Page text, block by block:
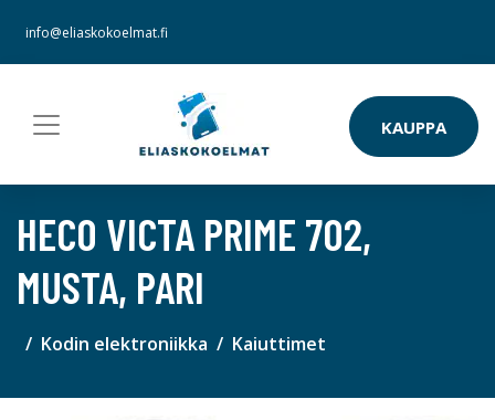
info@eliaskokoelmat.fi
KAUPPA
HECO VICTA PRIME 702,
MUSTA, PARI
Kodin elektroniikka Kaiuttimet